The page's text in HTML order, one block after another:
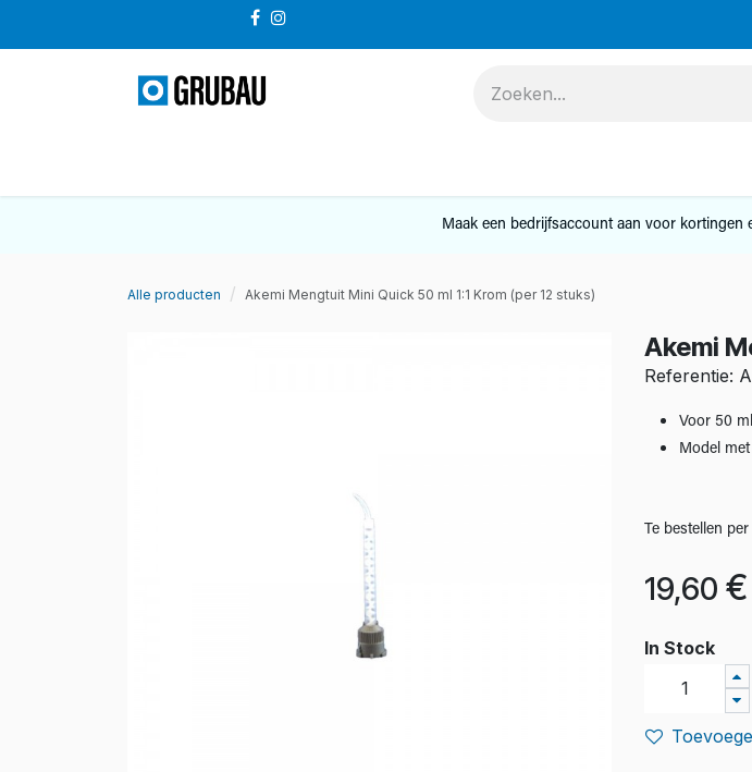
Maak een bedrijfsaccount aan voor kortingen
Alle producten Akemi Mengtuit Mini Quick 50 ml 1:1 Krom (per 12 stuks)
Akemi
Referentie:
Voor 50
Model
Te bestellen per
19,60 €
In Stock